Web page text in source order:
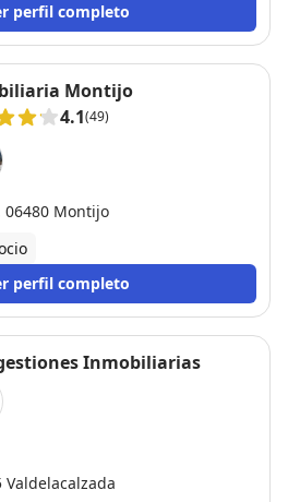
perfil completo
Montijo
4.1(49)
06480 Montijo
perfil completo
gestiones Inmobiliarias
Valdelacalzada